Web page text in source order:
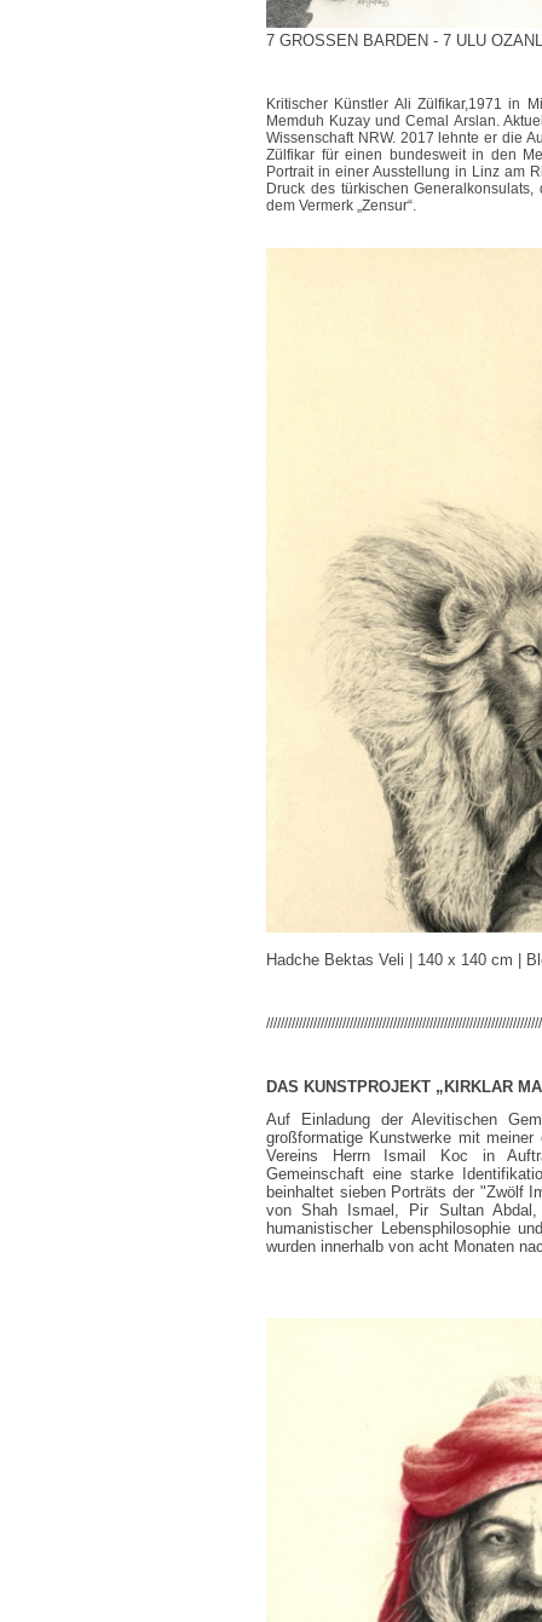
7 GROSSEN BARDEN - 7 ULU
Kritischer Künstler Ali Zülfikar,1971 in
Memduh Kuzay und Cemal Arslan.
Wissenschaft NRW. 2017 lehnte er die
Zülfikar für einen bundesweit in den
Portrait in einer Ausstellung in Linz am
Druck des türkischen
dem Vermerk „Zensur“.
Hadche Bektas Veli | 140 x 140 cm |
DAS KUNSTPROJEKT „KIRKLAR
Auf Einladung der Alevitischen
großformatige Kunstwerke mit
Vereins Herrn Ismail Koc in
Gemeinschaft eine starke
beinhaltet sieben Porträts der "Zwölf
von Shah Ismael, Pir Sultan
humanistischer Lebensphilosophie
wurden innerhalb von acht Monaten